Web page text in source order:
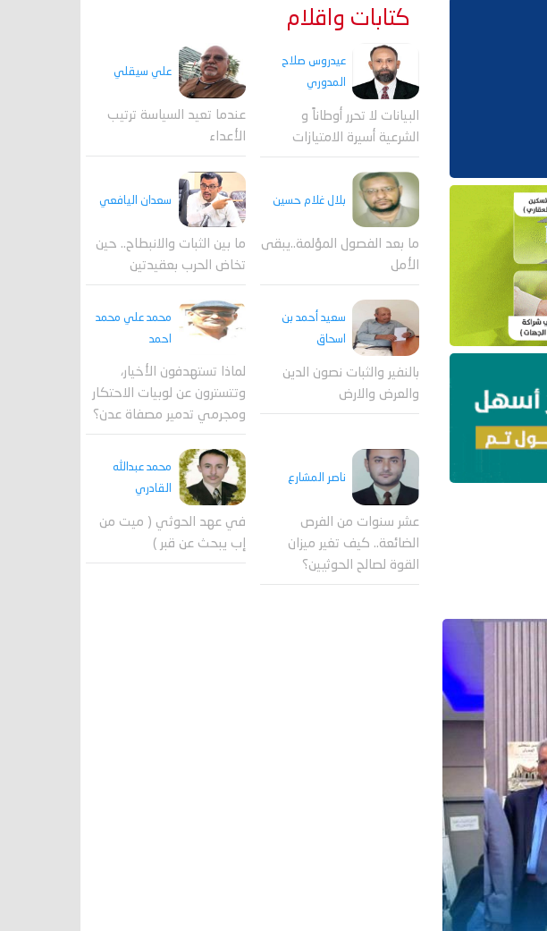
كتابات واقلام
عيدروس صلاح
المدوري
البيانات لا تحرر أوطاناً و
الشرعية أسيرة الامتيازات
علي سيقلي
عندما تعيد السياسة ترتيب
الأعداء
بلال غلام حسين
ما بعد الفصول المؤلمة..يبقى
الأمل
سعدان اليافعي
ما بين الثبات والانبطاح.. حين
تخاض الحرب بعقيدتين
سعيد أحمد بن
اسحاق
بالنفير والثبات نصون الدين
والعرض والارض
محمد علي محمد
احمد
لماذا تستهدفون الأخيار،
وتتسترون عن لوبيات الاحتكار
ومجرمي تدمير مصفاة عدن؟
ناصر المشارع
عشر سنوات من الفرص
الضائعة.. كيف تغير ميزان
القوة لصالح الحوثيين؟
محمد عبدالله
القادري
في عهد الحوثي ( ميت من
إب يبحث عن قبر )